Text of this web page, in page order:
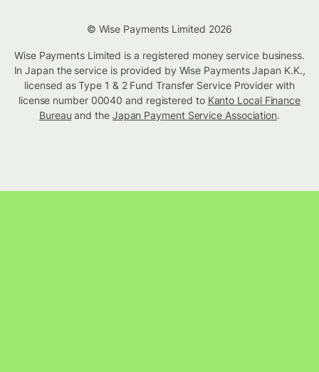
© Wise Payments Limited 2026
Wise Payments Limited is a registered money service business.
In Japan the service is provided by Wise Payments Japan K.K.,
licensed as Type 1 & 2 Fund Transfer Service Provider with
license number 00040 and registered to Kanto Local Finance
Bureau and the Japan Payment Service Association.